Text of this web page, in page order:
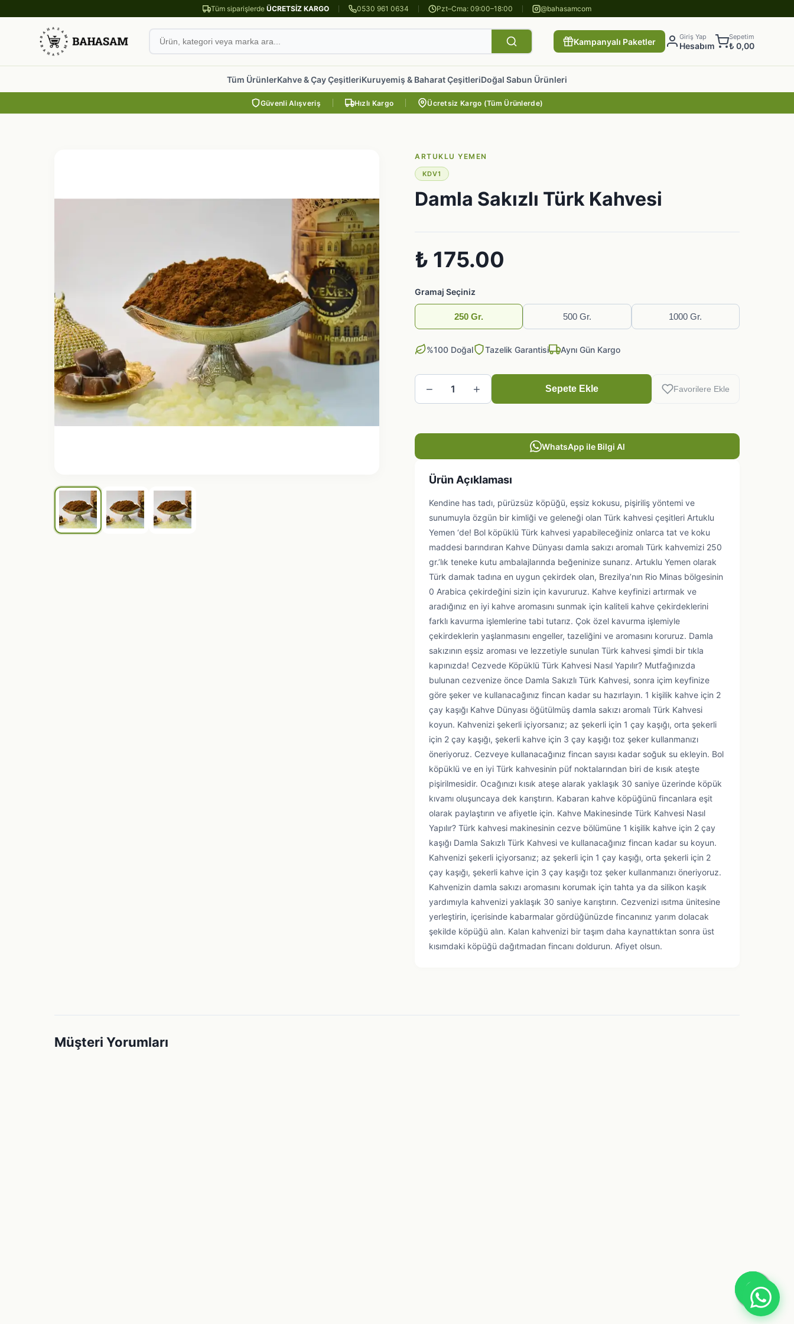
Tüm siparişlerde ÜCRETSİZ KARGO 0530 961 0634 Pzt–Cma: 09:00–18:00 @bahasamcom
Kampanyalı Paketler Giriş Yap
Hesabım
Sepetim
₺ 0,00
Tüm ÜrünlerKahve & Çay ÇeşitleriKuruyemiş & Baharat ÇeşitleriDoğal Sabun Ürünleri
Güvenli Alışveriş Hızlı Kargo Ücretsiz Kargo (Tüm Ürünlerde)
ARTUKLU YEMEN
KDV1
Damla Sakızlı Türk Kahvesi
₺ 175.00
Gramaj Seçiniz
250 Gr. 500 Gr. 1000 Gr.
%100 Doğal Tazelik Garantisi Aynı Gün Kargo
− 1 + Sepete Ekle Favorilere Ekle
WhatsApp ile Bilgi Al
Ürün Açıklaması
Kendine has tadı, pürüzsüz köpüğü, eşsiz kokusu, pişiriliş yöntemi ve
sunumuyla özgün bir kimliği ve geleneği olan Türk kahvesi çeşitleri Artuklu
Yemen ‘de! Bol köpüklü Türk kahvesi yapabileceğiniz onlarca tat ve koku
maddesi barındıran Kahve Dünyası damla sakızı aromalı Türk kahvemizi 250
gr.’lık teneke kutu ambalajlarında beğeninize sunarız. Artuklu Yemen olarak
Türk damak tadına en uygun çekirdek olan, Brezilya’nın Rio Minas bölgesinin
0 Arabica çekirdeğini sizin için kavururuz. Kahve keyfinizi artırmak ve
aradığınız en iyi kahve aromasını sunmak için kaliteli kahve çekirdeklerini
farklı kavurma işlemlerine tabi tutarız. Çok özel kavurma işlemiyle
çekirdeklerin yaşlanmasını engeller, tazeliğini ve aromasını koruruz. Damla
sakızının eşsiz aroması ve lezzetiyle sunulan Türk kahvesi şimdi bir tıkla
kapınızda! Cezvede Köpüklü Türk Kahvesi Nasıl Yapılır? Mutfağınızda
bulunan cezvenize önce Damla Sakızlı Türk Kahvesi, sonra içim keyfinize
göre şeker ve kullanacağınız fincan kadar su hazırlayın. 1 kişilik kahve için 2
çay kaşığı Kahve Dünyası öğütülmüş damla sakızı aromalı Türk Kahvesi
koyun. Kahvenizi şekerli içiyorsanız; az şekerli için 1 çay kaşığı, orta şekerli
için 2 çay kaşığı, şekerli kahve için 3 çay kaşığı toz şeker kullanmanızı
öneriyoruz. Cezveye kullanacağınız fincan sayısı kadar soğuk su ekleyin. Bol
köpüklü ve en iyi Türk kahvesinin püf noktalarından biri de kısık ateşte
pişirilmesidir. Ocağınızı kısık ateşe alarak yaklaşık 30 saniye üzerinde köpük
kıvamı oluşuncaya dek karıştırın. Kabaran kahve köpüğünü fincanlara eşit
olarak paylaştırın ve afiyetle için. Kahve Makinesinde Türk Kahvesi Nasıl
Yapılır? Türk kahvesi makinesinin cezve bölümüne 1 kişilik kahve için 2 çay
kaşığı Damla Sakızlı Türk Kahvesi ve kullanacağınız fincan kadar su koyun.
Kahvenizi şekerli içiyorsanız; az şekerli için 1 çay kaşığı, orta şekerli için 2
çay kaşığı, şekerli kahve için 3 çay kaşığı toz şeker kullanmanızı öneriyoruz.
Kahvenizin damla sakızı aromasını korumak için tahta ya da silikon kaşık
yardımıyla kahvenizi yaklaşık 30 saniye karıştırın. Cezvenizi ısıtma ünitesine
yerleştirin, içerisinde kabarmalar gördüğünüzde fincanınız yarım dolacak
şekilde köpüğü alın. Kalan kahvenizi bir taşım daha kaynattıktan sonra üst
kısımdaki köpüğü dağıtmadan fincanı doldurun. Afiyet olsun.
Müşteri Yorumları